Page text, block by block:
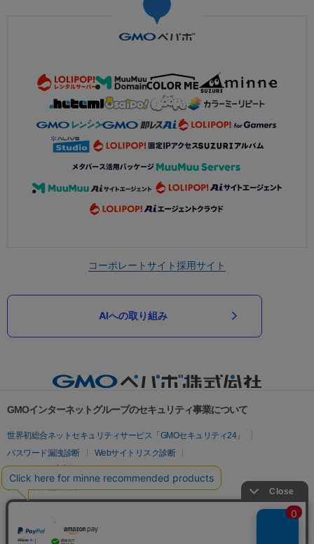
コーポレートサイト採用サイト
AIへの取り組み
GMOインターネットグループのセキュリティ事業について
世界初総合ネットセキュリティサービス「GMOセキュリティ24」
パスワード漏洩診断
Webサイトリスク診断
セキュリティ相談AIチャットボット
実在証明・盗聴対策
サイバー攻撃対策（GMOサイバーセキュリティ byイエラエ）
サイバー攻撃対策（GMO Flatt Security）
セキュリティ事業の軌跡